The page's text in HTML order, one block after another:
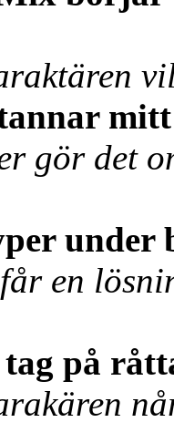
gör det
under
en
på